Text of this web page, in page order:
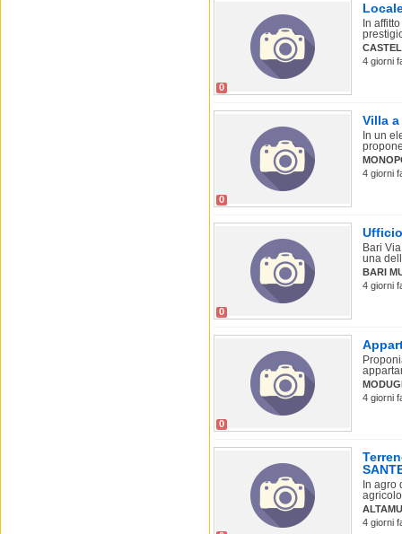
0
In
4 giorni
0
Villa
In un
4 giorni
0
Bari
una
BARI
4 giorni
0
4 giorni
In agro
4 giorni